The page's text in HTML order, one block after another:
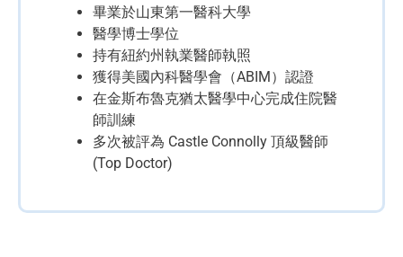
畢業於山東第一醫科大學
醫學博士學位
持有紐約州執業醫師執照
獲得美國內科醫學會（ABIM）認證
在金斯布魯克猶太醫學中心完成住院醫
師訓練
多次被評為 Castle Connolly 頂級醫師
(Top Doctor)